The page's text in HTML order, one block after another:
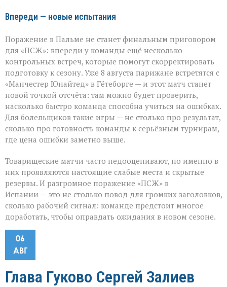
Впереди — новые испытания
Поражение в Пальме не станет финальным приговором
для «ПСЖ»: впереди у команды ещё несколько
контрольных встреч, которые помогут скорректировать
подготовку к сезону. Уже 8 августа парижане встретятся с
«Манчестер Юнайтед» в Гётеборге — и этот матч станет
новой точкой отсчёта: там можно будет проверить,
насколько быстро команда способна учиться на ошибках.
Для болельщиков такие игры — не столько про результат,
сколько про готовность команды к серьёзным турнирам,
где цена ошибки заметно выше.
Товарищеские матчи часто недооценивают, но именно в
них проявляются настоящие слабые места и скрытые
резервы. И разгромное поражение «ПСЖ» в
Испании — это не столько повод для громких заголовков,
сколько рабочий сигнал: команде предстоит многое
доработать, чтобы оправдать ожидания в новом сезоне.
06
АВГ
Глава Гуково Сергей Залиев